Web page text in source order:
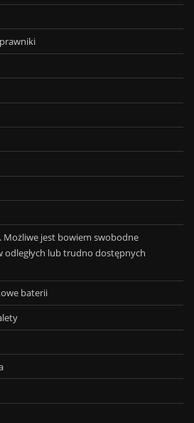
jest bowiem swobodne
lub trudno dostępnych
baterii